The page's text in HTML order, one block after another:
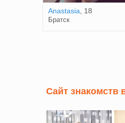
Anastasia , 18
Братск
Сайт знакомств